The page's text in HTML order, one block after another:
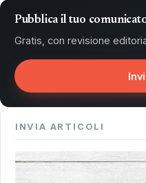
Pubblica il tuo
Gratis, con revisione
INVIA ARTICOLI